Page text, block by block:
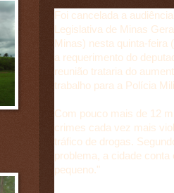
Foi cancelada a
Legislativa de Minas
Minas) nesta quinta-feira
a requerimento do
reunião trataria do
trabalho para a Polícia
Com pouco mais de 12
crimes cada vez mais
tráfico de drogas.
problema, a cidade
pequeno."